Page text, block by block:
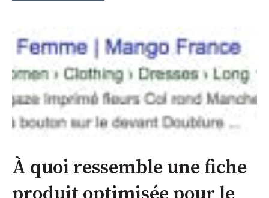
À quoi ressemble une fiche